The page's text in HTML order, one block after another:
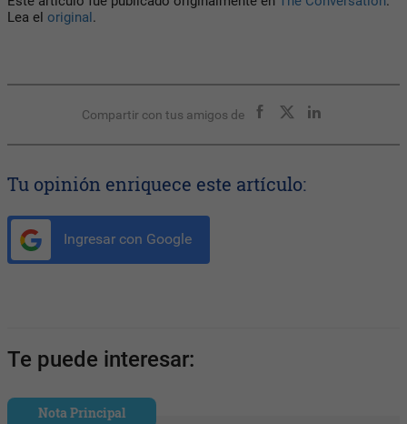
Lea el original.
Compartir con tus amigos de
Tu opinión enriquece este artículo:
Ingresar con Google
Te puede interesar:
Nota Principal